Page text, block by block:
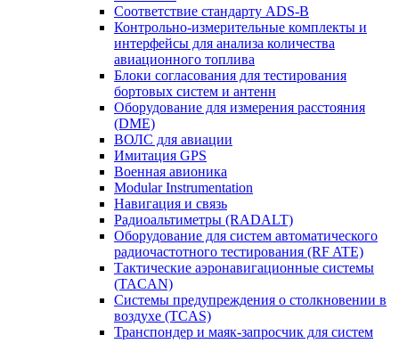
Соответствие стандарту ADS-B
Контрольно-измерительные комплекты и
интерфейсы для анализа количества
авиационного топлива
Блоки согласования для тестирования
бортовых систем и антенн
Оборудование для измерения расстояния
(DME)
ВОЛС для авиации
Имитация GPS
Военная авионика
Modular Instrumentation
Навигация и связь
Радиоальтиметры (RADALT)
Оборудование для систем автоматического
радиочастотного тестирования (RF ATE)
Тактические аэронавигационные системы
(TACAN)
Системы предупреждения о столкновении в
воздухе (TCAS)
Транспондер и маяк-запросчик для систем